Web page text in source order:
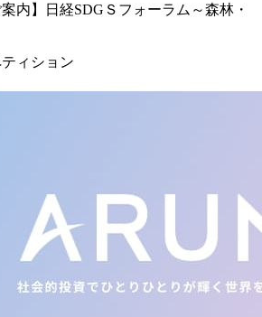
案内】日経SDGＳフォーラム～森林・
ィション